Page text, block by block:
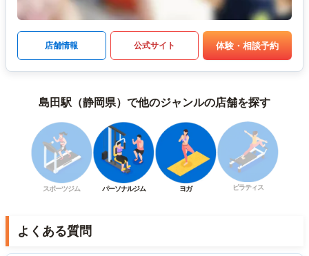
店舗情報 公式サイト 体験・相談予約
島田駅（静岡県）で他のジャンルの店舗を探す
スポーツジム パーソナルジム ヨガ ピラティス
よくある質問